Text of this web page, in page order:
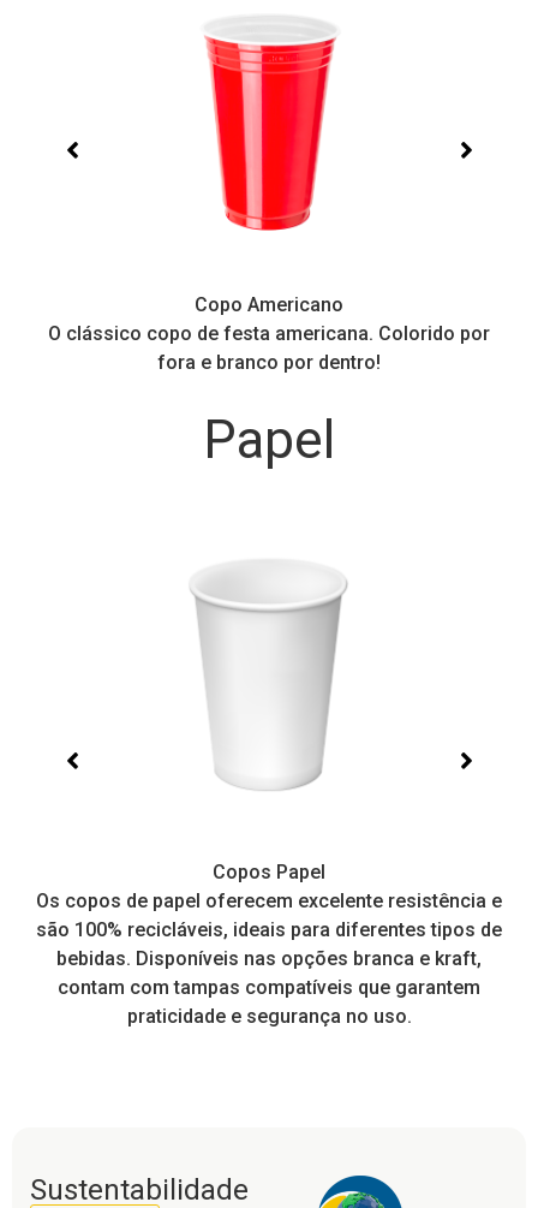
Copo Americano
O clássico copo de festa americana. Colorido por
fora e branco por dentro!
Papel
Copos Papel
Os copos de papel oferecem excelente resistência e
são 100% recicláveis, ideais para diferentes tipos de
bebidas. Disponíveis nas opções branca e kraft,
contam com tampas compatíveis que garantem
praticidade e segurança no uso.
Sustentabilidade